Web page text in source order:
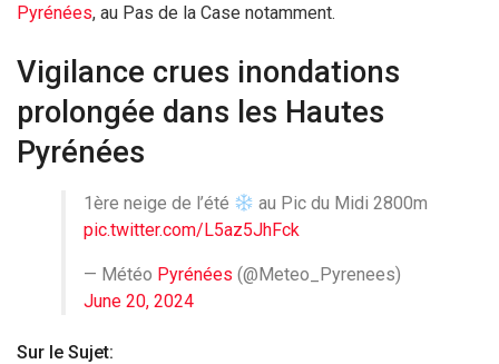
Pyrénées, au Pas de la Case notamment.
Vigilance crues inondations
prolongée dans les Hautes
Pyrénées
1ère neige de l’été
au Pic du Midi 2800m
pic.twitter.com/L5az5JhFck
— Météo Pyrénées (@Meteo_Pyrenees)
June 20, 2024
Sur le Sujet: